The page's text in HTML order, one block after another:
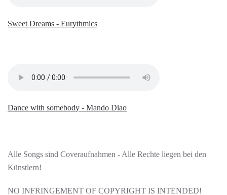
Sweet Dreams - Eurythmics
Dance with somebody - Mando Diao
Alle Songs sind Coveraufnahmen - Alle Rechte liegen bei den
Künstlern!
NO INFRINGEMENT OF COPYRIGHT IS INTENDED!